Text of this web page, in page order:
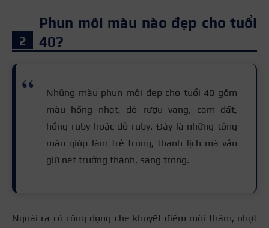
Phun môi màu nào đẹp cho tuổi
40?
Những màu phun môi đẹp cho tuổi 40 gồm
màu hồng nhạt, đỏ rượu vang, cam đất,
hồng ruby hoặc đỏ ruby. Đây là những tông
màu giúp làm trẻ trung, thanh lịch mà vẫn
giữ nét trưởng thành, sang trọng.
Ngoài ra có công dụng che khuyết điểm môi thâm, nhợt